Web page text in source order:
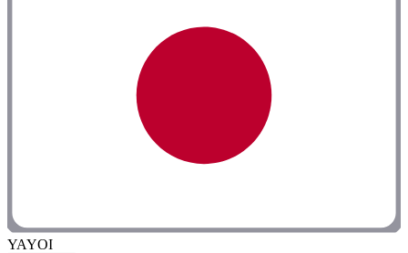
YAYOI